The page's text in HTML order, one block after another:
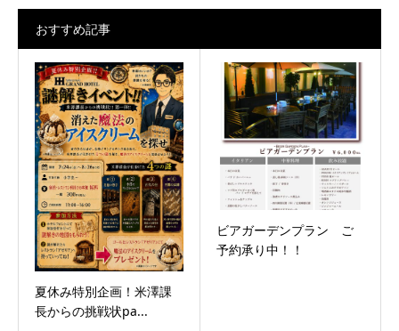
おすすめ記事
夏休み特別企画！米澤課
長からの挑戦状pa...
ビアガーデンプラン ご
予約承り中！！